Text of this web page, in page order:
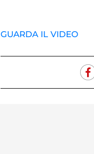
GUARDA IL VIDEO